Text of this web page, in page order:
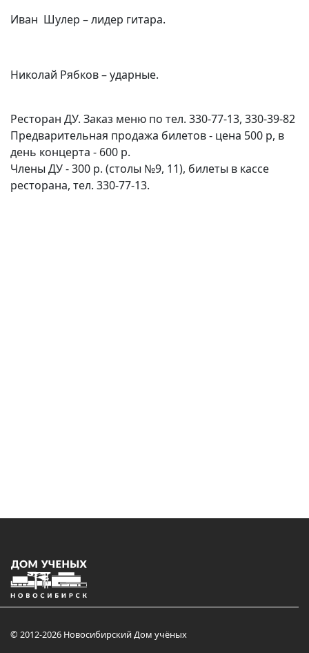
Иван Шулер – лидер гитара.
Николай Рябков – ударные.
Ресторан ДУ. Заказ меню по тел. 330-77-13, 330-39-82
Предварительная продажа билетов - цена 500 р, в
день концерта - 600 р.
Члены ДУ - 300 р. (столы №9, 11), билеты в кассе
ресторана, тел. 330-77-13.
© 2012-2026 Новосибирский Дом учёных